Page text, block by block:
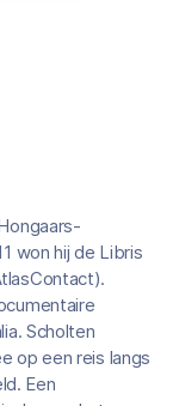
won hij de Libris
Scholten
op een reis langs
Een